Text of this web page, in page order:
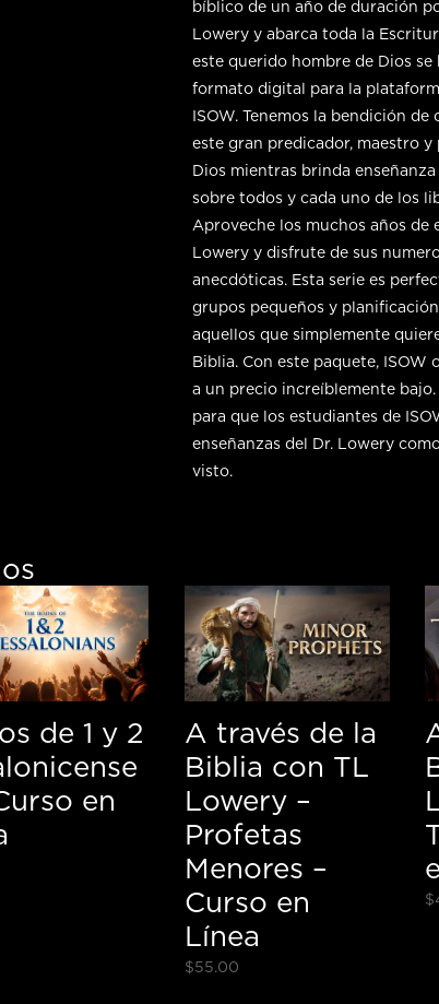
bíblico de un año de duración
Lowery y abarca toda la
este querido hombre de Dios
formato digital para la
ISOW. Tenemos la bendición
este gran predicador, maestro
Dios mientras brinda
sobre todos y cada uno de los
Aproveche los muchos años de
Lowery y disfrute de sus
anecdóticas. Esta serie es
grupos pequeños y
aquellos que simplemente
Biblia. Con este paquete, ISOW
a un precio increíblemente bajo.
para que los estudiantes de
enseñanzas del Dr. Lowery
visto.
de 1 y 2
en
A través de la
Biblia con TL
Lowery –
Profetas
Menores –
Curso en
Línea
$55.00
$